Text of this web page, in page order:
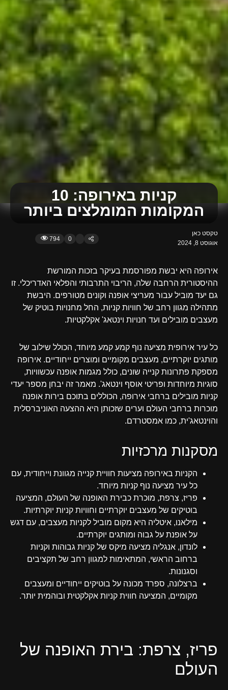
קניות באירופה: 10
המקומות המומלצים ביותר
טקסט כאן
אוגוסט 8, 2024
0
794
אירופה היא יבשת מפורסמת בעיקר בזכות המורשת
ההיסטורית הרחבה שלה, הריבוי התרבותי והפלאי האדריכלי. זו
גם יעד מוביל עבור מעריצי אופנה וקונים מטורפים. היבשת
מתהילה מגוון רחב של חוויות קניות, החל מחנויות בוטיק של
מעצבים מובילים ועד חנויות וינטאג' אקלקטיות.
כל עיר אירופית מציעה נוף קמע קמע מיוחד, הכולל שילוב של
מותגים יוקרתיים, מעצבים מקומיים ומוצרים ייחודיים. אירופה
מספקת פתרונות קנייה שונים, כולל מגמות אופנה עכשוויות,
סוגיות מיוחדות ופריטי אוסף וינטאג'. מאמר זה יבחן מספר יעדי
קניות מובילים ברחבי אירופה, הכוללים בתוכם בירות אופנה
מוכרות ברחבי העולם וערים שזכותן היא ההצעה האוניברסלית
והוינטאג'ית, כמו אמסטרדם.
מסקנות מרכזיות
הקניות באירופה מציעות חוויית קנייה מגוונת וייחודית, עם
כל עיר מציעה נוף קניות מיוחד.
פריז, צרפת, מוכרת כבירת האופנה של העולם, המציעה
בוטיקים של מעצבים יוקרתיים וחוויות קניות יוקרתיות.
מילאנו, איטליה היא מקום מוביל לקניות מעצבים, עם דגש
על אופנת על גבוה ומותגים יוקרתיים.
לונדון, אנגליה מציעה מיקס של קניות גבוהות וקניות
ברחוב הראשי, המתאימות למגוון רחב של תקציבים
וסגנונות.
ברצלונה, ספרד מכונה על בוטיקים ייחודיים ומעצבים
מקומיים, המציעה חווית קניות אקלקטית ובוהמית יותר.
פריז, צרפת: בירת האופנה של
העולם